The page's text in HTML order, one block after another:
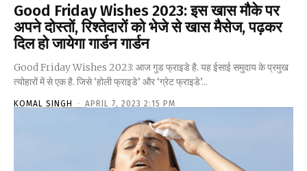
Good Friday Wishes 2023: इस खास मौके पर
अपने दोस्तों, रिश्तेदारों को भेजे से खास मैसेज, पढ़कर
दिल हो जायेगा गार्डन गार्डन
Good Friday Wishes 2023: आज गुड फ्राइडे है. यह ईसाई समुदाय के प्रमुख
त्योहारों में से एक है. जिसे ‘होली फ्राइडे’ और ‘ग्रेट फ्राइडे’...
KOMAL SINGH - APRIL 7, 2023 2:15 PM